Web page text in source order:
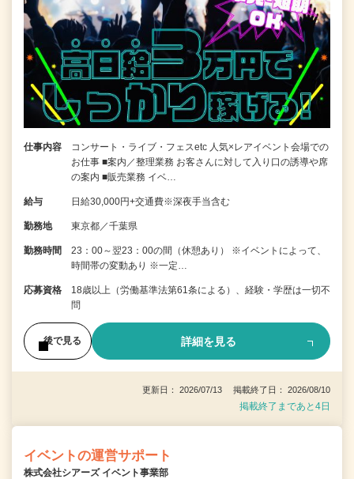
仕事内容
コンサート・ライブ・フェスetc 人気×レアイベント会場での
お仕事 ■案内／整理業務 お客さんに対して入り口の誘導や席
の案内 ■販売業務 イベ…
給与 日給30,000円+交通費※深夜手当含む
勤務地 東京都／千葉県
勤務時間
23：00～翌23：00の間（休憩あり） ※イベントによって、
時間帯の変動あり ※一定…
応募資格
18歳以上（労働基準法第61条による）、経験・学歴は一切不
問
後で見る 詳細を見る
更新日： 2026/07/13 掲載終了日： 2026/08/10
掲載終了まであと4日
イベントの運営サポート
株式会社シアーズ イベント事業部